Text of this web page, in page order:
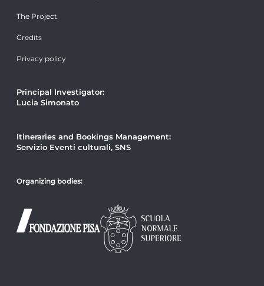
The Project
Credits
Privacy policy
Principal Investigator:
Lucia Simonato
Itineraries and Bookings Management:
Servizio Eventi culturali, SNS
Organizing bodies: